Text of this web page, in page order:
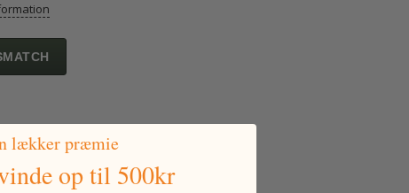
lækker præmie
op til 500kr